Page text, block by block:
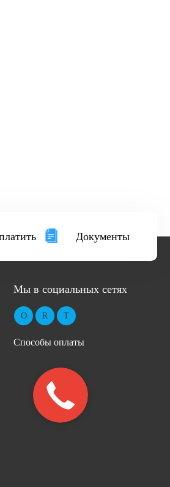
Документы
Мы в социальных сетях
Способы оплаты